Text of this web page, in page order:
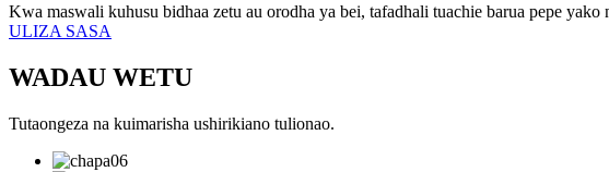
Kwa maswali kuhusu bidhaa zetu au orodha ya bei, tafadhali tuachie barua pepe yako
ULIZA SASA
WADAU WETU
Tutaongeza na kuimarisha ushirikiano tulionao.